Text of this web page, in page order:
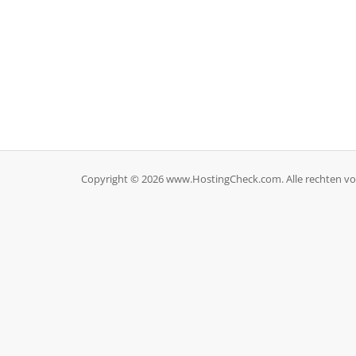
Copyright © 2026 www.HostingCheck.com. Alle rechten